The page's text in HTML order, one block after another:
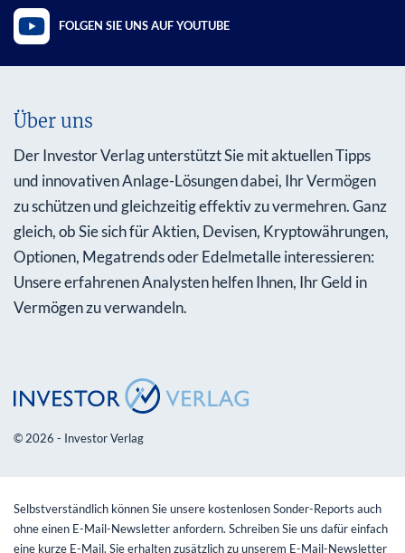
FOLGEN SIE UNS AUF YOUTUBE
Über uns
Der Investor Verlag unterstützt Sie mit aktuellen Tipps
und innovativen Anlage-Lösungen dabei, Ihr Vermögen
zu schützen und gleichzeitig effektiv zu vermehren. Ganz
gleich, ob Sie sich für Aktien, Devisen, Kryptowährungen,
Optionen, Megatrends oder Edelmetalle interessieren:
Unsere erfahrenen Analysten helfen Ihnen, Ihr Geld in
Vermögen zu verwandeln.
© 2026 - Investor Verlag
Selbstverständlich können Sie unsere kostenlosen Sonder-Reports auch
ohne einen E-Mail-Newsletter anfordern. Schreiben Sie uns dafür einfach
eine kurze E-Mail. Sie erhalten zusätzlich zu unserem E-Mail-Newsletter